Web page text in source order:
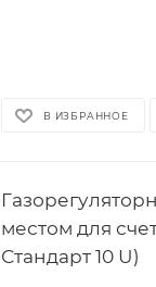
В ИЗБРАННОЕ
местом для
Стандарт 10 U)